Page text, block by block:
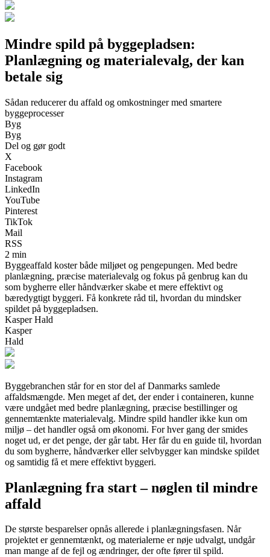
Mindre spild på byggepladsen:
Planlægning og materialevalg, der kan
betale sig
Sådan reducerer du affald og omkostninger med smartere
byggeprocesser
Byg
Byg
Del og gør godt
X
Facebook
Instagram
LinkedIn
YouTube
Pinterest
TikTok
Mail
RSS
2 min
Byggeaffald koster både miljøet og pengepungen. Med bedre
planlægning, præcise materialevalg og fokus på genbrug kan du
som bygherre eller håndværker skabe et mere effektivt og
bæredygtigt byggeri. Få konkrete råd til, hvordan du mindsker
spildet på byggepladsen.
Kasper Hald
Kasper
Hald
Byggebranchen står for en stor del af Danmarks samlede
affaldsmængde. Men meget af det, der ender i containeren, kunne
være undgået med bedre planlægning, præcise bestillinger og
gennemtænkte materialevalg. Mindre spild handler ikke kun om
miljø – det handler også om økonomi. For hver gang der smides
noget ud, er det penge, der går tabt. Her får du en guide til, hvordan
du som bygherre, håndværker eller selvbygger kan mindske spildet
og samtidig få et mere effektivt byggeri.
Planlægning fra start – nøglen til mindre
affald
De største besparelser opnås allerede i planlægningsfasen. Når
projektet er gennemtænkt, og materialerne er nøje udvalgt, undgår
man mange af de fejl og ændringer, der ofte fører til spild.